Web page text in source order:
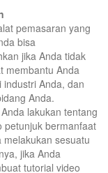
pemasaran yang
bisa
jika Anda tidak
membantu Anda
Anda, dan
Anda.
lakukan tentang
petunjuk bermanfaat
sesuatu
jika Anda
tutorial video